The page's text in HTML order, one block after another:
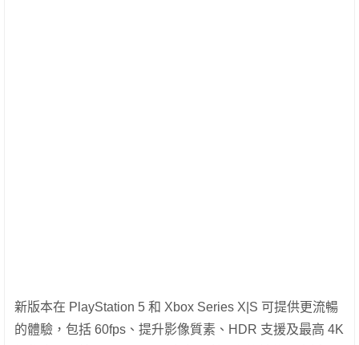
新版本在 PlayStation 5 和 Xbox Series X|S 可提供更流暢
的體驗，包括 60fps、提升影像質素、HDR 支援及最高 4K